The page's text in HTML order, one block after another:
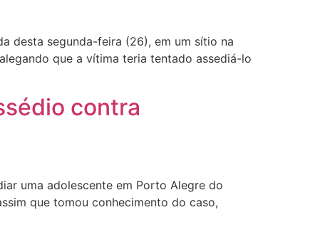
desta segunda-feira (26), em um sítio na
que a vítima teria tentado assediá-lo
contra
uma adolescente em Porto Alegre do
que tomou conhecimento do caso,